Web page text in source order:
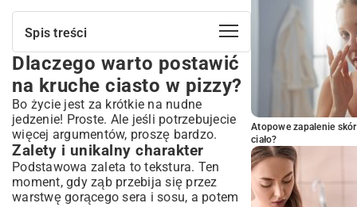
Spis treści
Dlaczego warto postawić na kruche
ciasto w pizzy?
Zalety i unikalny charakter
Dla kogo pizza na kruchym spodzie będzie
idealna?
Sekrety przygotowania perfekcyjnego
kruchego ciasta na pizzę
Niezbędne składniki i ich proporcje
Instrukcja krok po kroku: zagnieść,
Dlaczego warto postawić
na kruche ciasto w pizzy?
Bo życie jest za krótkie na nudne
jedzenie! Proste. Ale jeśli potrzebujecie
więcej argumentów, proszę bardzo.
Zalety i unikalny charakter
Podstawowa zaleta to tekstura. Ten
moment, gdy ząb przebija się przez
warstwę gorącego sera i sosu, a potem
Atopowe zapalenie
ciało?